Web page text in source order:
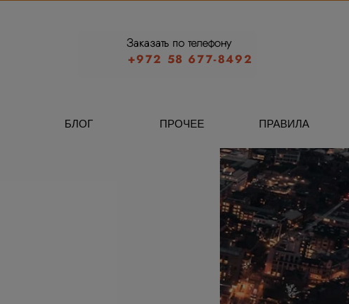
+972 58 677-8492
Заказать по телефону
БЛОГ ПРОЧЕЕ ПРАВИЛА